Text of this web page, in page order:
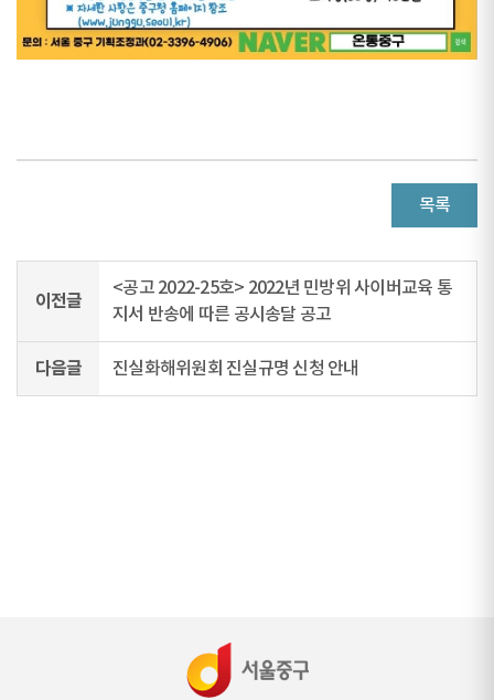
목록
이전글
<공고 2022-25호> 2022년 민방위 사이버교육 통
지서 반송에 따른 공시송달 공고
다음글 진실화해위원회 진실규명 신청 안내